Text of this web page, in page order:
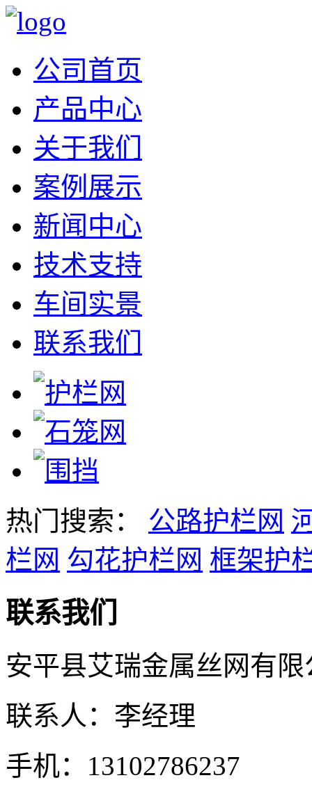
公司首页
产品中心
关于我们
案例展示
新闻中心
技术支持
车间实景
联系我们
热门搜索： 公路护栏网
栏网 勾花护栏网 框架护
联系我们
安平县艾瑞金属丝网有限
联系人：李经理
手机：13102786237